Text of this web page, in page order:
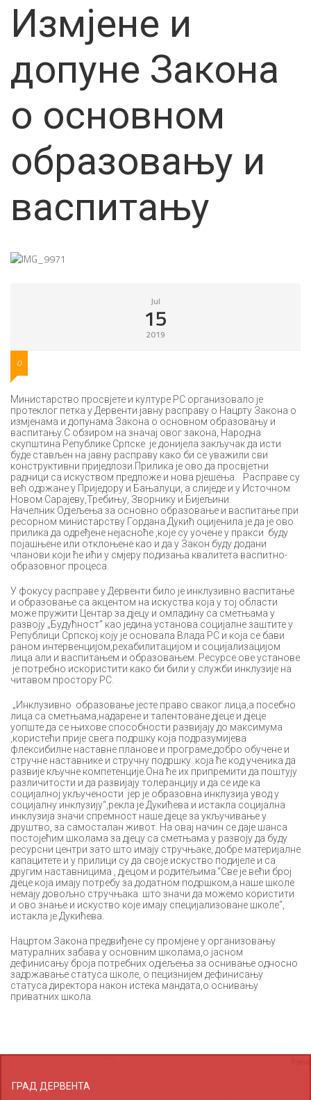
Измјене и
допуне Закона
о основном
образовању и
васпитању
Jul
15
2019
0
Министарство просвјете и културе РС организовало је
протеклог петка у Дервенти јавну расправу о Нацрту Закона о
измјенама и допунама Закона о основном образовању и
васпитању.С обзиром на значај овог закона, Народна
скупштина Републике Српске је донијела закључак да исти
буде стављен на јавну расправу како би се уважили сви
конструктивни приједлози.Прилика је ово да просвјетни
радници са искуством предложе и нова рјешења. Расправе су
већ одржане у Приједору и Бањалуци, а слиједе и у Источном
Новом Сарајеву,Требињу, Зворнику и Бијељини.
Начелник Одјељења за основно образовање и васпитање при
ресорном министарству Гордана Дукић оцијенила је да је ово
прилика да одређене нејасноће ,које су уочене у пракси буду
појашњене или отклоњене као и да у Закон буду додани
чланови који ће ићи у смјеру подизања квалитета васпитно-
образовног процеса.
У фокусу расправе у Дервенти било је инклузивно васпитање
и образовање са акцентом на искуства која у тој области
може пружити Центар за дјецу и омладину са сметњама у
развоју „Будућност“ као једина установа социјалне заштите у
Републици Српској коју је основала Влада РС и која се бави
раном интервенцијом,рехабилитацијом и социјализацијом
лица али и васпитањем и образовањем. Ресурсе ове установе
је потребно искористити како би били у служби инклузије на
читавом простору РС.
„Инклузивно образовање јесте право сваког лица,а посебно
лица са сметњама,надарене и талентоване дјеце и дјеце
уопште да се њихове способности развијају до максимума
,користећи прије свега подршку која подразумијева
флексибилне наставне планове и програме,добро обучене и
стручне наставнике и стручну подршку која ће код ученика да
развије кључне компетенције.Она ће их припремити да поштују
различитости и да развијају толеранцију и да се иде ка
социјалној укључености јер је образовна инклузија увод у
социјалну инклузију“,рекла је Дукићева и истакла социјална
инклузија значи спремност наше дјеце за укључивање у
друштво, за самосталан живот. На овај начин се даје шанса
постојећим школама за дјецу са сметњама у развоју да буду
ресурсни центри зато што имају стручњаке, добре материјалне
капацитете и у прилици су да своје искуство подијеле и са
другим наставницима , дјецом и родитељима.“Све је већи број
дјеце која имају потребу за додатном подршком,а наше школе
немају довољно стручњака што значи да можемо користити
и ово знање и искуство које имају специјализоване школе“,
истакла је Дукићева.
Нацртом Закона предвиђене су промјене у организовању
матуралних забава у основним школама,о јасном
дефинисању броја потребних одјељења за оснивање односно
задржавање статуса школе, о пецизнијем дефинисању
статуса директора након истека мандата,о оснивању
приватних школа.
ГРАД ДЕРВЕНТА